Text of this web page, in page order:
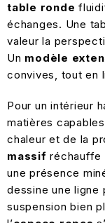
table ronde
échanges. Une
valeur la
Un modèle
convives, tout en
Pour un intérieur
matières
chaleur et de la
massif réchauffe
une présence
dessine une ligne
suspension bien